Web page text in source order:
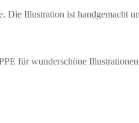
Die Illustration ist handgemacht
für wunderschöne